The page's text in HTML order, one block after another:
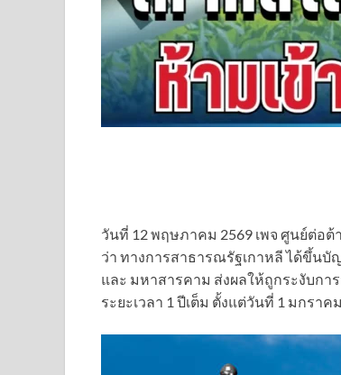
วันที่ 12 พฤษภาคม 2569 เพจ ศูนย์ต่อ
ว่า ทางการสาธารณรัฐเกาหลี ได้ขึ้น
และ มหาสารคาม ส่งผลให้ถูกระงับกา
ระยะเวลา 1 ปีเต็ม ตั้งแต่วันที่ 1 มกรา